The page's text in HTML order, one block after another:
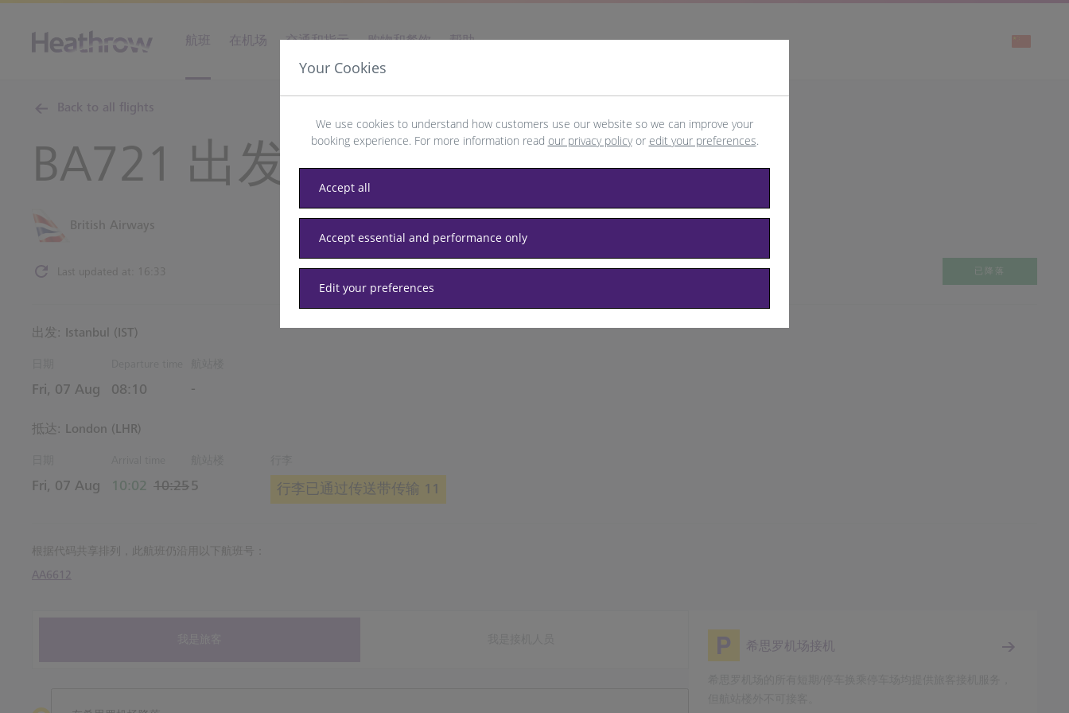
航班 在机场 交通和指示 购物和餐饮 帮助
Back to all flights
BA721 出发地Istanbul
British Airways
Last updated at: 16:33 已降落
出发: Istanbul (IST)
Fri, 07 Aug Estimated 时间
08:10 -
抵达: London (LHR)
Fri, 07 Aug actual 时间
10:02
Estimated 时间
10:255 行李已通过传送带传输 11
根据代码共享排列，此航班仍沿用以下航班号：
AA6612
希思罗机场接机
Your Cookies
We use cookies to understand how customers use our website so we can improve your
booking experience. For more information read our privacy policyor edit your preferences.
Accept all
Accept essential and performance only
Edit your preferences